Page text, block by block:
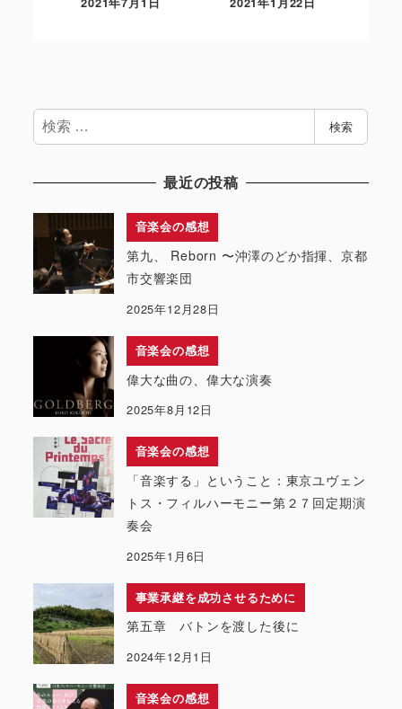
検
索
検索
最近の投稿
音楽会の感想
第九、 Reborn 〜沖澤のどか指揮、京都
市交響楽団
2025年12月28日
音楽会の感想
偉大な曲の、偉大な演奏
2025年8月12日
音楽会の感想
「音楽する」ということ：東京ユヴェン
トス・フィルハーモニー第２７回定期演
奏会
2025年1月6日
事業承継を成功させるために
第五章 バトンを渡した後に
2024年12月1日
音楽会の感想